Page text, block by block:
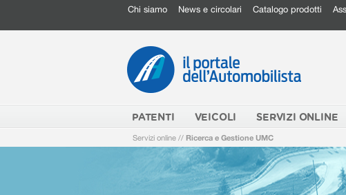
Chi siamo News e circolari Catalogo prodotti
PATENTI VEICOLI SERVIZI ONLINE
Servizi online // Ricerca e Gestione UMC